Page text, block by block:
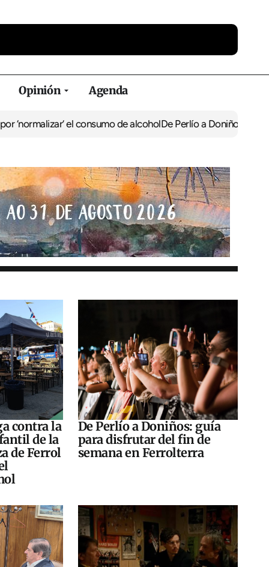
Opinión Agenda
el consumo de alcoholDe Perlío a Doniños: guía para
contra la
de la
de Ferrol
De Perlío a Doniños: guía
para disfrutar del fin de
semana en Ferrolterra